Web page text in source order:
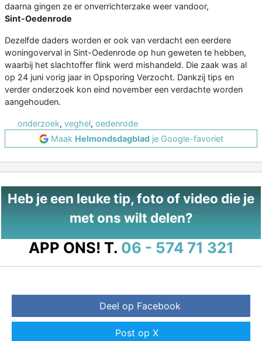
daarna gingen ze er onverrichterzake weer vandoor,
Sint-Oedenrode
Dezelfde daders worden er ook van verdacht een eerdere
woningoverval in Sint-Oedenrode op hun geweten te hebben,
waarbij het slachtoffer flink werd mishandeld. Die zaak was al
op 24 juni vorig jaar in Opsporing Verzocht. Dankzij tips en
verder onderzoek kon eind november een verdachte worden
aangehouden.
onderzoek, veghel, oedenrode
Maak Helmondsdagbladje Google-favoriet
Heb je een leuke tip, foto of video die je
met ons wilt delen?
APP ONS! T. 06 - 574 71 321
Deel op Facebook
Post op X